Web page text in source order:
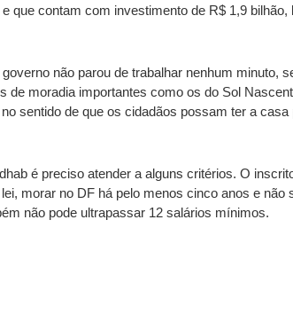
que contam com investimento de R$ 1,9 bilhão,
não parou de trabalhar nenhum minuto,
de moradia importantes como os do Sol
sentido de que os cidadãos possam ter a casa
é preciso atender a alguns critérios. O
morar no DF há pelo menos cinco anos e não
não pode ultrapassar 12 salários mínimos.